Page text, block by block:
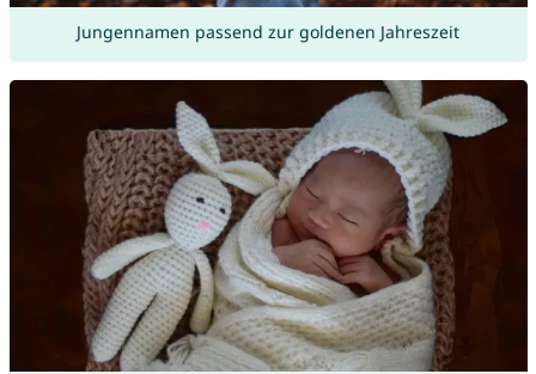
Jungennamen passend zur goldenen Jahreszeit